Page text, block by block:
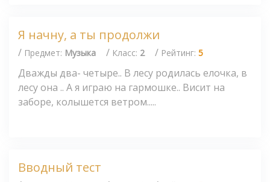
Я начну, а ты продолжи
/ Предмет: Музыка / Класс: 2 / Рейтинг: 5
Дважды два- четыре.. В лесу родилась елочка, в
лесу она .. А я играю на гармошке.. Висит на
заборе, колышется ветром.....
Вводный тест